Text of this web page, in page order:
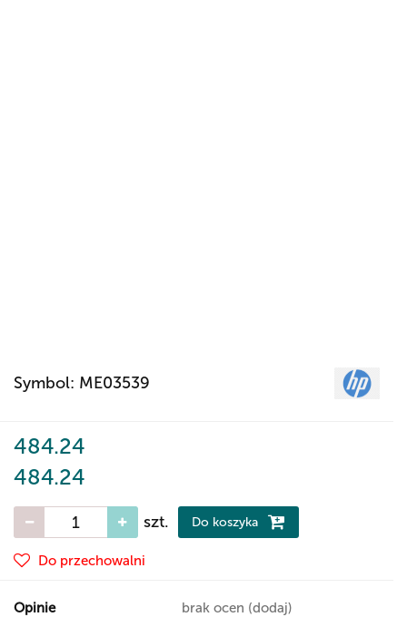
Symbol: ME03539
484.24
484.24
szt. Do koszyka
Do przechowalni
Opinie brak ocen (dodaj)